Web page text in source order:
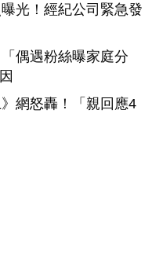
光！經紀公司緊急發
偶遇粉絲曝家庭分
網怒轟！「親回應4